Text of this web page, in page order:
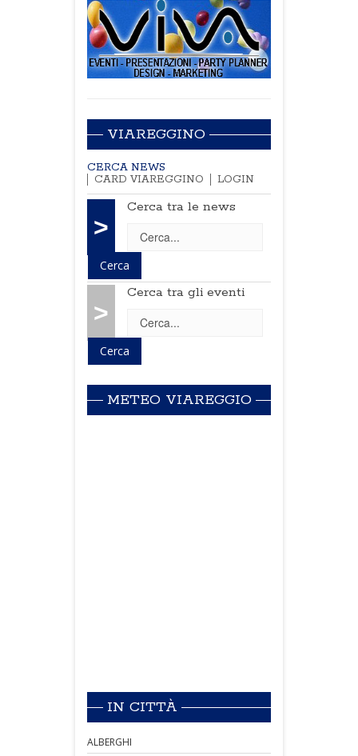
VIAREGGINO
CERCA NEWS
CARD VIAREGGINO
LOGIN
>
Cerca tra le news
>
Cerca tra gli eventi
METEO VIAREGGIO
IN CITTÀ
ALBERGHI